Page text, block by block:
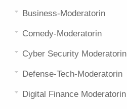
Business-Moderatorin
Comedy-Moderatorin
Cyber Security Moderatorin
Defense-Tech-Moderatorin
Digital Finance Moderatorin